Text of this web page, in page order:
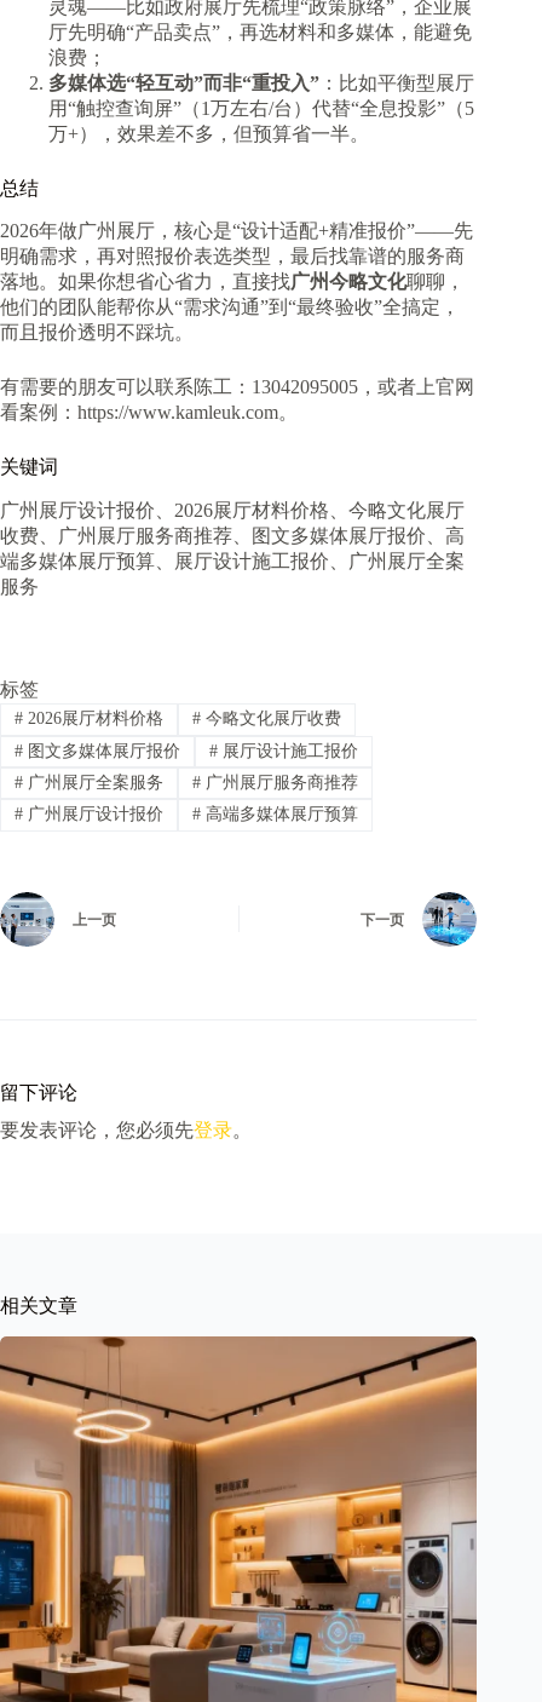
灵魂——比如政府展厅先梳理“政策脉络”，企业展
厅先明确“产品卖点”，再选材料和多媒体，能避免
浪费；
多媒体选“轻互动”而非“重投入” ：比如平衡型展厅
用“触控查询屏”（1万左右/台）代替“全息投影”（5
万+），效果差不多，但预算省一半。
总结
2026年做广州展厅，核心是“设计适配+精准报价”——先
明确需求，再对照报价表选类型，最后找靠谱的服务商
落地。如果你想省心省力，直接找广州今略文化聊聊，
他们的团队能帮你从“需求沟通”到“最终验收”全搞定，
而且报价透明不踩坑。
有需要的朋友可以联系陈工：13042095005，或者上官网
看案例：https://www.kamleuk.com。
关键词
广州展厅设计报价、2026展厅材料价格、今略文化展厅
收费、广州展厅服务商推荐、图文多媒体展厅报价、高
端多媒体展厅预算、展厅设计施工报价、广州展厅全案
服务
标签
#2026展厅材料价格 #今略文化展厅收费
#图文多媒体展厅报价 #展厅设计施工报价
#广州展厅全案服务 #广州展厅服务商推荐
#广州展厅设计报价 #高端多媒体展厅预算
上一页 下一页
留下评论
要发表评论，您必须先登录。
相关文章